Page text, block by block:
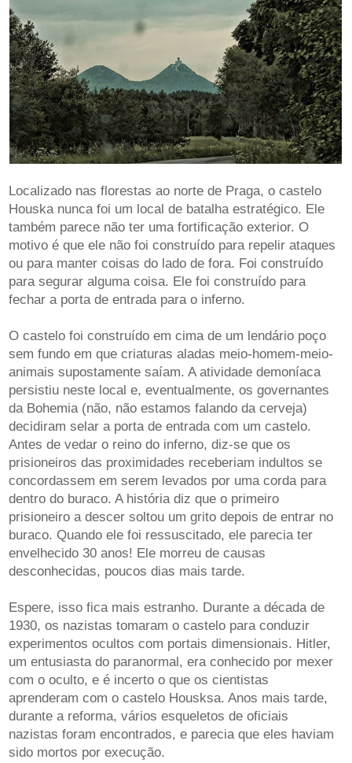
Localizado nas florestas ao norte de Praga, o castelo
Houska nunca foi um local de batalha estratégico. Ele
também parece não ter uma fortificação exterior. O
motivo é que ele não foi construído para repelir ataques
ou para manter coisas do lado de fora. Foi construído
para segurar alguma coisa. Ele foi construído para
fechar a porta de entrada para o inferno.
O castelo foi construído em cima de um lendário poço
sem fundo em que criaturas aladas meio-homem-meio-
animais supostamente saíam. A atividade demoníaca
persistiu neste local e, eventualmente, os governantes
da Bohemia (não, não estamos falando da cerveja)
decidiram selar a porta de entrada com um castelo.
Antes de vedar o reino do inferno, diz-se que os
prisioneiros das proximidades receberiam indultos se
concordassem em serem levados por uma corda para
dentro do buraco. A história diz que o primeiro
prisioneiro a descer soltou um grito depois de entrar no
buraco. Quando ele foi ressuscitado, ele parecia ter
envelhecido 30 anos! Ele morreu de causas
desconhecidas, poucos dias mais tarde.
Espere, isso fica mais estranho. Durante a década de
1930, os nazistas tomaram o castelo para conduzir
experimentos ocultos com portais dimensionais. Hitler,
um entusiasta do paranormal, era conhecido por mexer
com o oculto, e é incerto o que os cientistas
aprenderam com o castelo Housksa. Anos mais tarde,
durante a reforma, vários esqueletos de oficiais
nazistas foram encontrados, e parecia que eles haviam
sido mortos por execução.